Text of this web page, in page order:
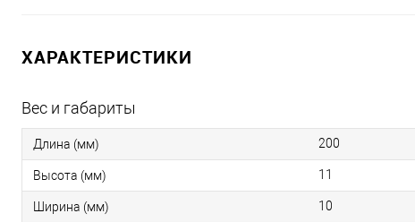
ХАРАКТЕРИСТИКИ
Вес и габариты
Длина (мм) 200
Высота (мм) 11
Ширина (мм) 10